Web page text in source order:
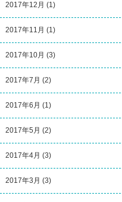
2017年12月 (1)
2017年11月 (1)
2017年10月 (3)
2017年7月 (2)
2017年6月 (1)
2017年5月 (2)
2017年4月 (3)
2017年3月 (3)